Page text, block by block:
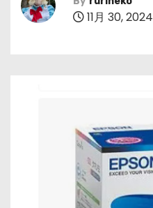
11月 30, 2024